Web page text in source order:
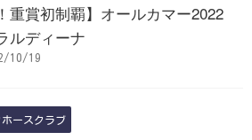
重賞初制覇】オールカマー2022
ルディーナ
10/19
ホースクラブ